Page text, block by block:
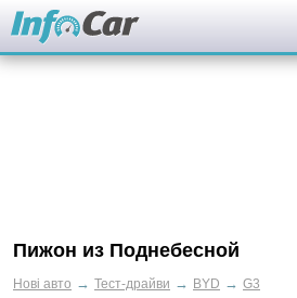
Пижон из Поднебесной
Нові авто → Тест-драйви → BYD → G3